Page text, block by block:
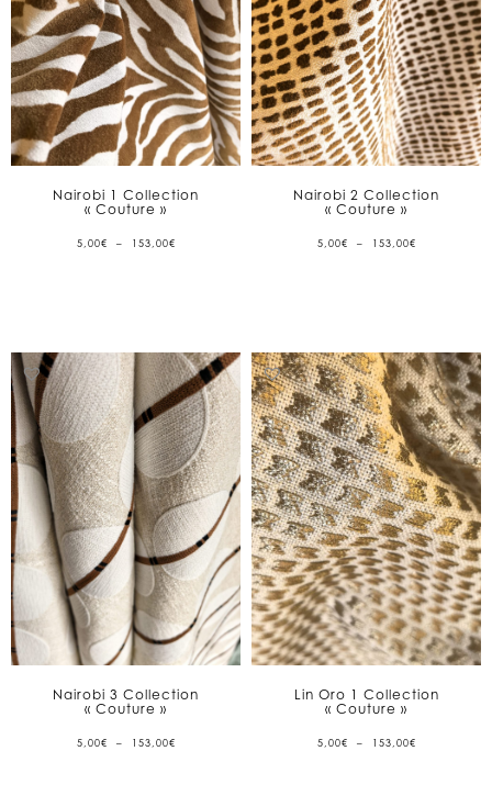
Nairobi 1 Collection
« Couture »
5,00€ – 153,00€PLAGE
DE
Nairobi 2 Collection
« Couture »
5,00€ – 153,00€PLAGE
DE
Nairobi 3 Collection
« Couture »
5,00€ – 153,00€PLAGE
DE
Lin Oro 1 Collection
« Couture »
5,00€ – 153,00€PLAGE
DE